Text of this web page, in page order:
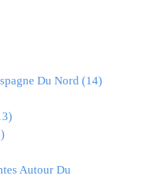
Du Nord (14)
Autour Du